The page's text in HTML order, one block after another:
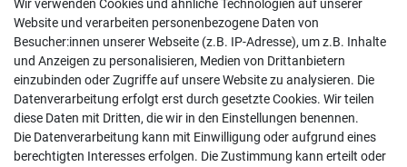
Follow us
Wir verwenden Cookies und ähnliche Technologien auf unserer
Website und verarbeiten personenbezogene Daten von
Besucher:innen unserer Webseite (z.B. IP-Adresse), um z.B. Inhalte
und Anzeigen zu personalisieren, Medien von Drittanbietern
einzubinden oder Zugriffe auf unsere Website zu analysieren. Die
Datenverarbeitung erfolgt erst durch gesetzte Cookies. Wir teilen
diese Daten mit Dritten, die wir in den Einstellungen benennen.
Die Datenverarbeitung kann mit Einwilligung oder aufgrund eines
berechtigten Interesses erfolgen. Die Zustimmung kann erteilt oder